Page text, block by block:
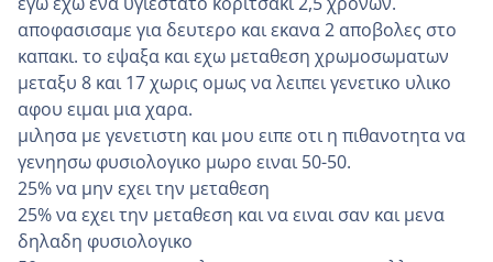
αποφασισαμε για δευτερο και εκανα 2 αποβολες στο
καπακι. το εψαξα και εχω μεταθεση χρωμοσωματων
μεταξυ 8 και 17 χωρις ομως να λειπει γενετικο υλικο
αφου ειμαι μια χαρα.
μιλησα με γενετιστη και μου ειπε οτι η πιθανοτητα να
γενηησω φυσιολογικο μωρο ειναι 50-50.
25% να μην εχει την μεταθεση
25% να εχει την μεταθεση και να ειναι σαν και μενα
δηλαδη φυσιολογικο